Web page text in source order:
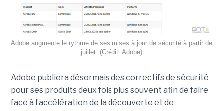
Adobe augmente le rythme de ses mises à jour de sécurité à partir de
juillet. (Crédit: Adobe)
Adobe publiera désormais des correctifs de sécurité
pour ses produits deux fois plus souvent afin de faire
face à l’accélération de la découverte et de